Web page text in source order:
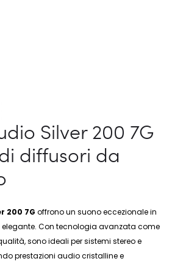
Silver 200 7G
diffusori da
200 7G offrono un suono eccezionale in
Con tecnologia avanzata come
sono ideali per sistemi stereo e
prestazioni audio cristalline e